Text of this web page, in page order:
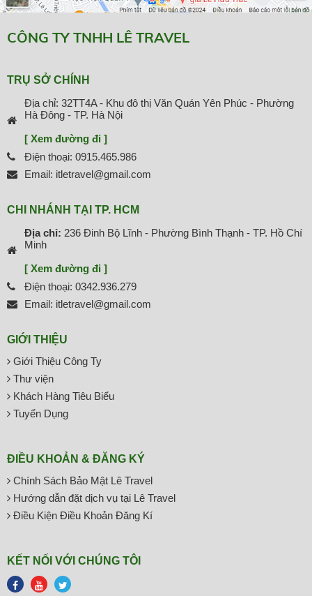
CÔNG TY TNHH LÊ TRAVEL
TRỤ SỞ CHÍNH
Địa chỉ: 32TT4A - Khu đô thị Văn Quán Yên Phúc - Phường
Hà Đông - TP. Hà Nội
[ Xem đường đi ]
Điện thoại: 0915.465.986
Email: itletravel@gmail.com
CHI NHÁNH TẠI TP. HCM
Địa chỉ: 236 Đinh Bộ Lĩnh - Phường Bình Thạnh - TP. Hồ Chí
Minh
[ Xem đường đi ]
Điện thoại: 0342.936.279
Email: itletravel@gmail.com
GIỚI THIỆU
Giới Thiệu Công Ty
Thư viện
Khách Hàng Tiêu Biểu
Tuyển Dụng
ĐIỀU KHOẢN & ĐĂNG KÝ
Chính Sách Bảo Mật Lê Travel
Hướng dẫn đặt dịch vụ tại Lê Travel
Điều Kiện Điều Khoản Đăng Kí
KẾT NỐI VỚI CHÚNG TÔI